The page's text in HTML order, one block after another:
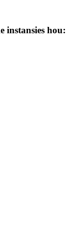
instansies hou: